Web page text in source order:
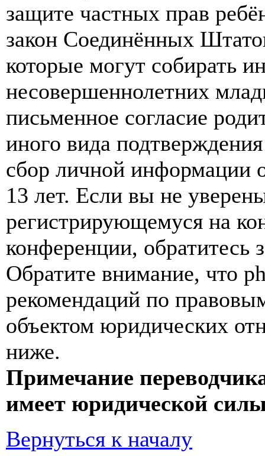
защите частных прав
закон Соединённых
которые могут собирать
несовершеннолетних
письменное согласие
иного вида
сбор личной информации
13 лет. Если вы не
регистрирующемуся на
конференции, обратитесь
Обратите внимание, что
рекомендаций по
объектом юридических
ниже.
Примечание
имеет юридической
Вернуться к началу